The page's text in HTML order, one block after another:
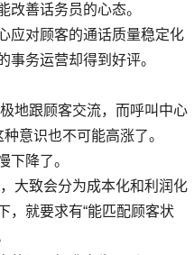
改善话务员的心态。
应对顾客的通话质量稳定化
事务运营却得到好评。
地跟顾客交流，而呼叫中心
意识也不可能高涨了。
下降了。
大致会分为成本化和利润化
，就要求有“能匹配顾客状